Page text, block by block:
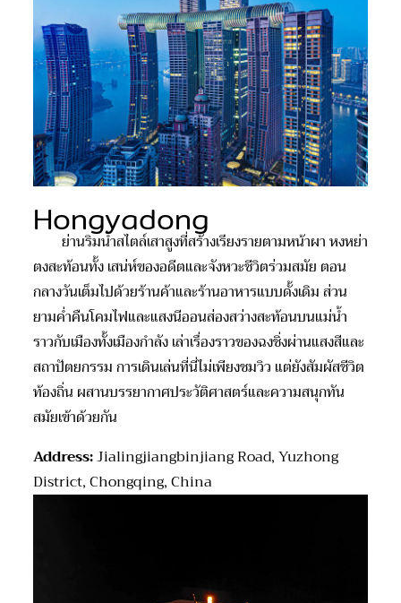
Hongyadong
ย่านริมน้ำสไตล์เสาสูงที่สร้างเรียงรายตามหน้าผา หงหย่า
ตงสะท้อนทั้ง เสน่ห์ของอดีตและจังหวะชีวิตร่วมสมัย ตอน
กลางวันเต็มไปด้วยร้านค้าและร้านอาหารแบบดั้งเดิม ส่วน
ยามค่ำคืนโคมไฟและแสงนีออนส่องสว่างสะท้อนบนแม่น้ำ
ราวกับเมืองทั้งเมืองกำลัง เล่าเรื่องราวของฉงชิ่งผ่านแสงสีและ
สถาปัตยกรรม การเดินเล่นที่นี่ไม่เพียงชมวิว แต่ยังสัมผัสชีวิต
ท้องถิ่น ผสานบรรยากาศประวัติศาสตร์และความสนุกทัน
สมัยเข้าด้วยกัน
Address:Jialingjiangbinjiang Road, Yuzhong
District, Chongqing, China